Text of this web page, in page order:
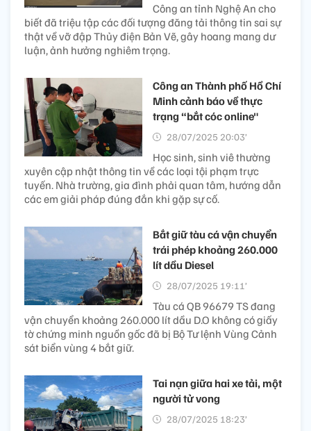
Công an tỉnh Nghệ An cho
biết đã triệu tập các đối tượng đăng tải thông tin sai sự
thật về vỡ đập Thủy điện Bản Vẽ, gây hoang mang dư
luận, ảnh hưởng nghiêm trọng.
Công an Thành phố Hồ Chí
Minh cảnh báo về thực
trạng “bắt cóc online"
28/07/2025 20:03’
Học sinh, sinh viê thường
xuyên cập nhật thông tin về các loại tội phạm trực
tuyến. Nhà trường, gia đình phải quan tâm, hướng dẫn
các em giải pháp đúng đắn khi gặp sự cố.
Bắt giữ tàu cá vận chuyển
trái phép khoảng 260.000
lít dầu Diesel
28/07/2025 19:11’
Tàu cá QB 96679 TS đang
vận chuyển khoảng 260.000 lít dầu D.O không có giấy
tờ chứng minh nguồn gốc đã bị Bộ Tư lệnh Vùng Cảnh
sát biển vùng 4 bắt giữ.
Tai nạn giữa hai xe tải, một
người tử vong
28/07/2025 18:23’